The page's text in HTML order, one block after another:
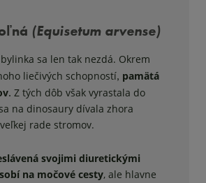
(Equisetum arvense)
sa len tak nezdá. Okrem
liečivých schopností, pamätá
. Z tých dôb však vyrastala do
na dinosaury dívala zhora
rade stromov.
svojimi diuretickými
na močové cesty, ale hlavne